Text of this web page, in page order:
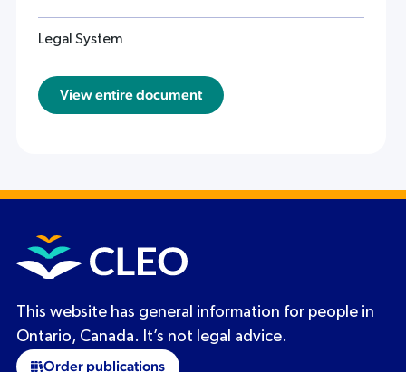
Legal System
View entire document
This website has general information for people in
Ontario, Canada. It’s not legal advice.
Order publications